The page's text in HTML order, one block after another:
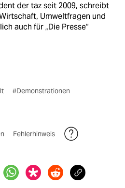
der taz seit 2009, schreibt
Umweltfragen und
auch für „Die Presse“
#Demonstrationen
Fehlerhinweis